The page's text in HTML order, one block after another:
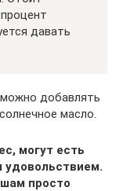
давать
добавлять
масло.
могут есть
просто